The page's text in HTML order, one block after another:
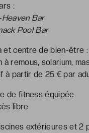
:
Bar
Pool Bar
et centre de bien-être :
à remous, solarium,
à partir de 25 € par
de fitness équipée
libre
extérieures et 2